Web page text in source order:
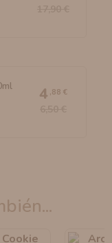
4 ,88 €